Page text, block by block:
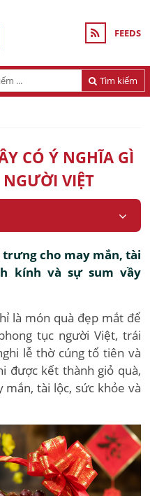
FEEDS
Tìm kiếm
CÓ Ý NGHĨA GÌ
VIỆT
cho may mắn, tài
kính và sự sum vầy
là món quà đẹp mắt để
tục người Việt, trái
lễ thờ cúng tổ tiên và
được kết thành giỏ quà,
tài lộc, sức khỏe và